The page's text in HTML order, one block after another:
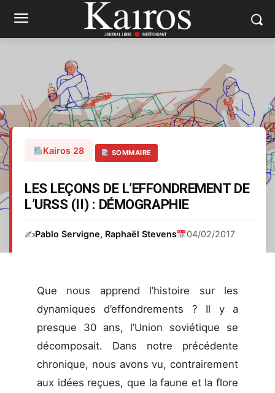
Kairos 28 SOMMAIRE
LES LEÇONS DE L’EFFONDREMENT DE
L’URSS (II) : DÉMOGRAPHIE
✍️Pablo Servigne, Raphaël Stevens 04/02/2017
Que nous apprend l’histoire sur les
dynamiques d’effondrements ? Il y a
presque 30 ans, l’Union soviétique se
décomposait. Dans notre précédente
chronique, nous avons vu, contrairement
aux idées reçues, que la faune et la flore